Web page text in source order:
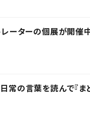
レーターの個展が開
常の言葉を読んで『